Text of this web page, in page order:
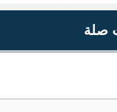
صلة